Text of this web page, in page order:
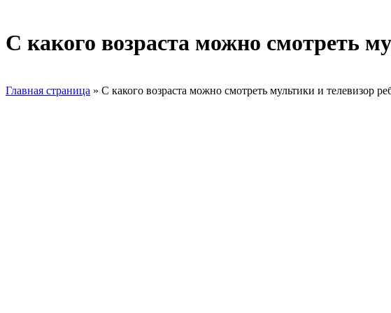
С какого возраста можно смотреть
Главная страница » С какого возраста можно смотреть мультики и телевизор